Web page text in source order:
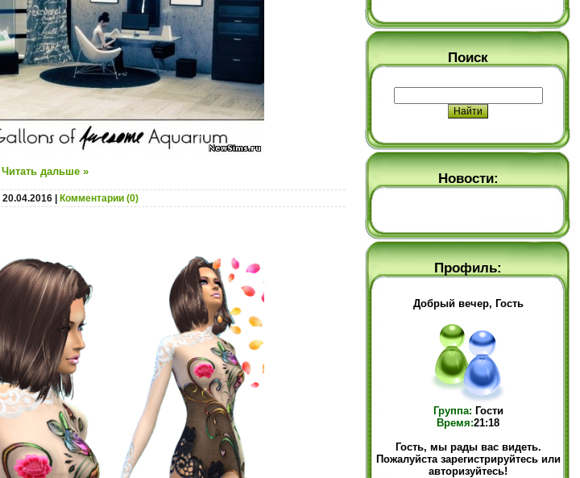
Читать дальше »
20.04.2016 Комментарии (0)
Поиск
Новости:
Профиль:
Добрый вечер, Гость
Группа: Гости
Время:21:18
Гость, мы рады вас видеть.
Пожалуйста зарегистрируйтесь или
авторизуйтесь!